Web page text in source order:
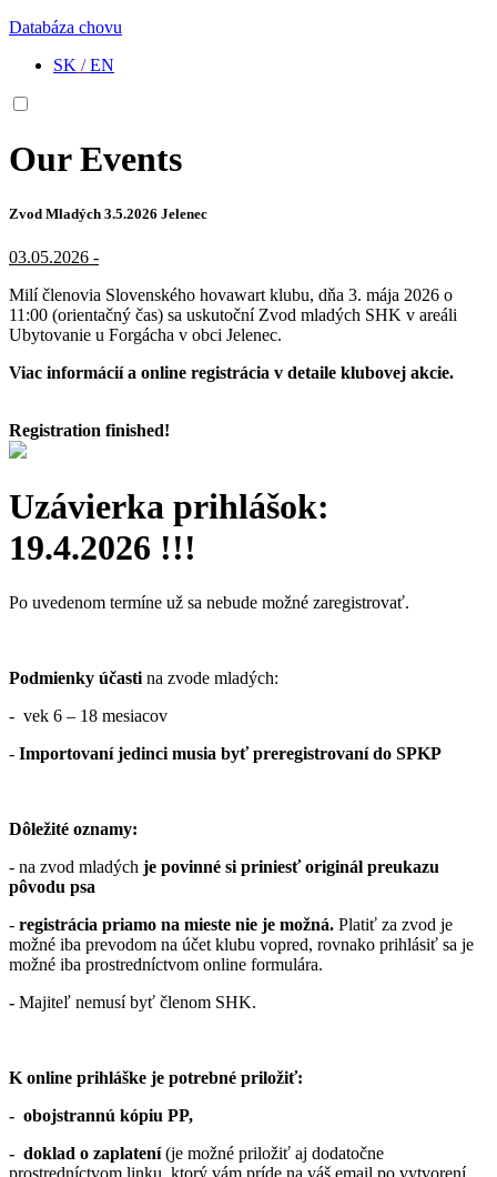
Databáza chovu
SK /EN
Our Events
Zvod Mladých 3.5.2026 Jelenec
03.05.2026 -
Milí členovia Slovenského hovawart klubu, dňa 3. mája 2026 o
11:00 (orientačný čas) sa uskutoční Zvod mladých SHK v areáli
Ubytovanie u Forgácha v obci Jelenec.
Viac informácií a online registrácia v detaile klubovej akcie.
Registration finished!
Uzávierka prihlášok:
19.4.2026 !!!
Po uvedenom termíne už sa nebude možné zaregistrovať.
Podmienky účasti na zvode mladých:
- vek 6 – 18 mesiacov
- Importovaní jedinci musia byť preregistrovaní do SPKP
Dôležité oznamy:
- na zvod mladých je povinné si priniesť originál preukazu
pôvodu psa
- registrácia priamo na mieste nie je možná. Platiť za zvod je
možné iba prevodom na účet klubu vopred, rovnako prihlásiť sa je
možné iba prostredníctvom online formulára.
- Majiteľ nemusí byť členom SHK.
K online prihláške je potrebné priložiť:
- obojstrannú kópiu PP,
- doklad o zaplatení(je možné priložiť aj dodatočne
prostredníctvom linku, ktorý vám príde na váš email po vytvorení